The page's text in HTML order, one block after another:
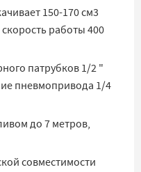
150-170 см3
работы 400
патрубков 1/2 "
пневмопривода 1/4
до 7 метров,
совместимости